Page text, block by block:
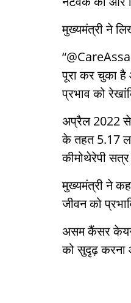
मुख्यमंत्री ने
पूरा कर चुका
प्रभाव को
अप्रैल 2022
के तहत 5.17
कीमोथेरेपी
मुख्यमंत्री ने
जीवन को
असम कैंसर केयर
को सुदृढ़ करना